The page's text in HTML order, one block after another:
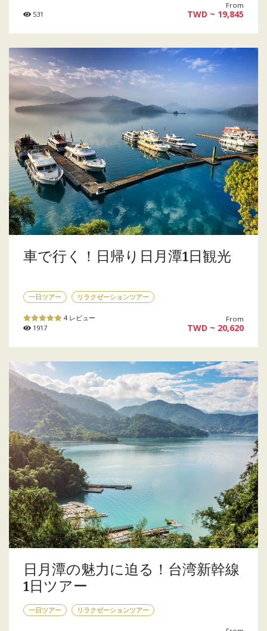
531
From
TWD ~ 19,845
車で行く！日帰り日月潭1日観光
一日ツアー リラクゼーションツアー
4 レビュー
1917
From
TWD ~ 20,620
日月潭の魅力に迫る！台湾新幹線
1日ツアー
一日ツアー リラクゼーションツアー